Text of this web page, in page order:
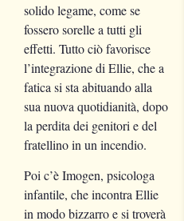
solido legame, come se
fossero sorelle a tutti gli
effetti. Tutto ciò favorisce
l’integrazione di Ellie, che a
fatica si sta abituando alla
sua nuova quotidianità, dopo
la perdita dei genitori e del
fratellino in un incendio.
Poi c’è Imogen, psicologa
infantile, che incontra Ellie
in modo bizzarro e si troverà